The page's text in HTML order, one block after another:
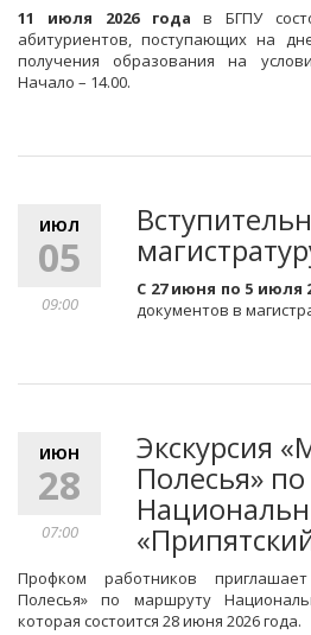
11 июля 2026 годав БГПУ
абитуриентов, поступающих на
получения образования на
Начало – 14.00.
ИЮЛ
05
09:00
С 27 июня по 5 июля
документов в
ИЮН
28
07:00
Экскурсия
Полесья»
Профком работников
Полесья» по маршруту
которая состоится 28 июня 2026 года.